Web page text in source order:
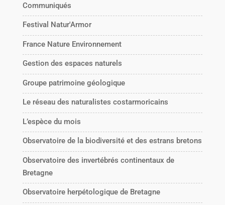
Communiqués
Festival Natur'Armor
France Nature Environnement
Gestion des espaces naturels
Groupe patrimoine géologique
Le réseau des naturalistes costarmoricains
L’espèce du mois
Observatoire de la biodiversité et des estrans bretons
Observatoire des invertébrés continentaux de
Bretagne
Observatoire herpétologique de Bretagne